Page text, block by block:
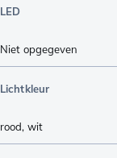
LED
Niet opgegeven
Lichtkleur
rood, wit